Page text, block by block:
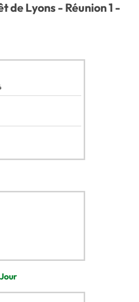
de Lyons - Réunion 1 -